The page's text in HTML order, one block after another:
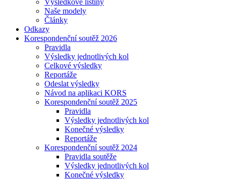
Výsledkové listiny
Naše modely
Články
Odkazy
Korespondenční soutěž 2026
Pravidla
Výsledky jednotlivých kol
Celkové výsledky
Reportáže
Odeslat výsledky
Návod na aplikaci KORS
Korespondenční soutěž 2025
Pravidla
Výsledky jednotlivých kol
Konečné výsledky
Reportáže
Korespondenční soutěž 2024
Pravidla soutěže
Výsledky jednotlivých kol
Konečné výsledky